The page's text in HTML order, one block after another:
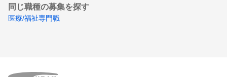
同じ職種の募集を探す
医療/福祉専門職